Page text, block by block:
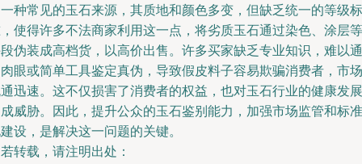
种常见的玉石来源，其质地和颜色多变，但缺乏统一的等级标
使得许多不法商家利用这一点，将劣质玉石通过染色、涂层等
伪装成高档货，以高价出售。许多买家缺乏专业知识，难以通
眼或简单工具鉴定真伪，导致假皮料子容易欺骗消费者，市场
迅速。这不仅损害了消费者的权益，也对玉石行业的健康发展
威胁。因此，提升公众的玉石鉴别能力，加强市场监管和标准
设，是解决这一问题的关键。
转载，请注明出处：